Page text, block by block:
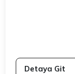
Detaya Git